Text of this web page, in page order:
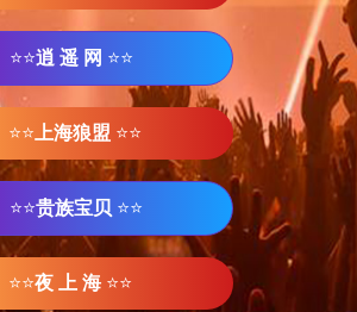
⭐⭐逍 遥 网 ⭐⭐
⭐⭐ 上海狼盟 ⭐⭐
⭐⭐贵族宝贝 ⭐⭐
⭐⭐夜 上 海 ⭐⭐